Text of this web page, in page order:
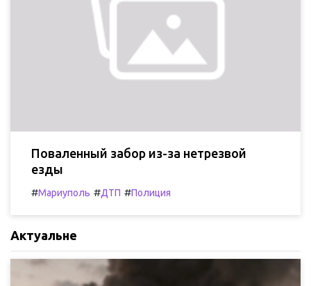
Поваленный забор из-за нетрезвой
езды
#Мариуполь #ДТП #Полиция
Актуальне